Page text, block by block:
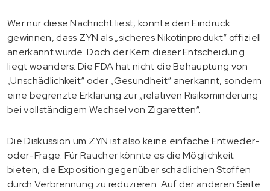
Wer nur diese Nachricht liest, könnte den Eindruck
gewinnen, dass ZYN als „sicheres Nikotinprodukt“ offiziell
anerkannt wurde. Doch der Kern dieser Entscheidung
liegt woanders. Die FDA hat nicht die Behauptung von
„Unschädlichkeit“ oder „Gesundheit“ anerkannt, sondern
eine begrenzte Erklärung zur „relativen Risikominderung
bei vollständigem Wechsel von Zigaretten“.
Die Diskussion um ZYN ist also keine einfache Entweder-
oder-Frage. Für Raucher könnte es die Möglichkeit
bieten, die Exposition gegenüber schädlichen Stoffen
durch Verbrennung zu reduzieren. Auf der anderen Seite